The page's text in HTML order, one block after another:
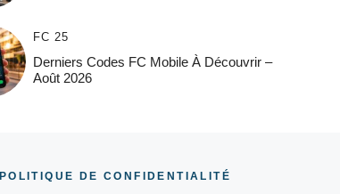
FC 25
Derniers Codes FC Mobile À Découvrir –
Août 2026
POLITIQUE DE CONFIDENTIALITÉ